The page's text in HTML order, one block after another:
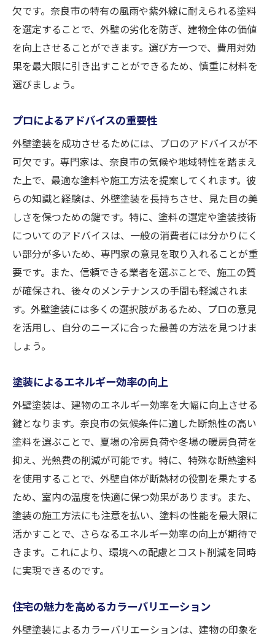
欠です。奈良市の特有の風雨や紫外線に耐えられる塗料
を選定することで、外壁の劣化を防ぎ、建物全体の価値
を向上させることができます。選び方一つで、費用対効
果を最大限に引き出すことができるため、慎重に材料を
選びましょう。
プロによるアドバイスの重要性
外壁塗装を成功させるためには、プロのアドバイスが不
可欠です。専門家は、奈良市の気候や地域特性を踏まえ
た上で、最適な塗料や施工方法を提案してくれます。彼
らの知識と経験は、外壁塗装を長持ちさせ、見た目の美
しさを保つための鍵です。特に、塗料の選定や塗装技術
についてのアドバイスは、一般の消費者には分かりにく
い部分が多いため、専門家の意見を取り入れることが重
要です。また、信頼できる業者を選ぶことで、施工の質
が確保され、後々のメンテナンスの手間も軽減されま
す。外壁塗装には多くの選択肢があるため、プロの意見
を活用し、自分のニーズに合った最善の方法を見つけま
しょう。
塗装によるエネルギー効率の向上
外壁塗装は、建物のエネルギー効率を大幅に向上させる
鍵となります。奈良市の気候条件に適した断熱性の高い
塗料を選ぶことで、夏場の冷房負荷や冬場の暖房負荷を
抑え、光熱費の削減が可能です。特に、特殊な断熱塗料
を使用することで、外壁自体が断熱材の役割を果たする
ため、室内の温度を快適に保つ効果があります。また、
塗装の施工方法にも注意を払い、塗料の性能を最大限に
活かすことで、さらなるエネルギー効率の向上が期待で
きます。これにより、環境への配慮とコスト削減を同時
に実現できるのです。
住宅の魅力を高めるカラーバリエーション
外壁塗装によるカラーバリエーションは、建物の印象を